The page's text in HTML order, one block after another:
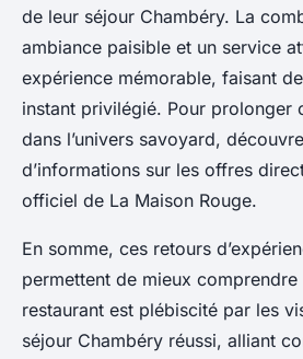
de leur séjour Chambéry. La
ambiance paisible et un service
expérience mémorable, faisant
instant privilégié. Pour prolonger
dans l’univers savoyard,
d’informations sur les offres
officiel de La Maison Rouge.
En somme, ces retours
permettent de mieux
restaurant est plébiscité par les
séjour Chambéry réussi, alliant